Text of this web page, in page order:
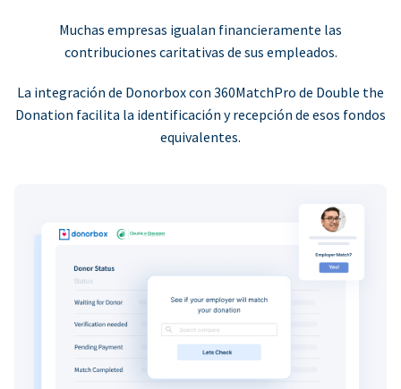
Muchas empresas igualan financieramente las
contribuciones caritativas de sus empleados.
La integración de Donorbox con 360MatchPro de Double the
Donation facilita la identificación y recepción de esos fondos
equivalentes.